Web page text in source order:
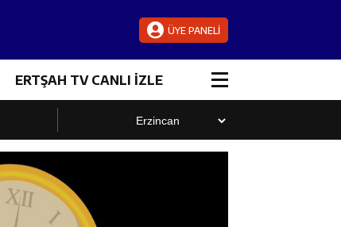
ÜYE PANELİ
ERTŞAH TV CANLI İZLE